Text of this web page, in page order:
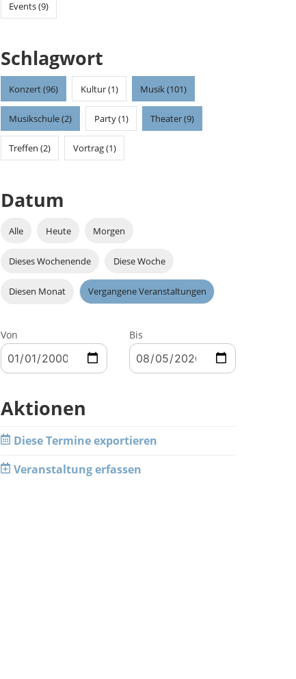
Events (9)
Schlagwort
Konzert (96) Kultur (1) Musik (101)
Musikschule (2) Party (1) Theater (9)
Treffen (2) Vortrag (1)
Datum
Alle Heute Morgen
Dieses Wochenende Diese Woche
Diesen Monat Vergangene Veranstaltungen
Von Bis
Aktionen
Diese Termine exportieren
Veranstaltung erfassen